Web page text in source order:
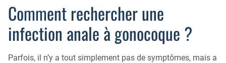
Comment rechercher une
infection anale à gonocoque ?
Parfois, il n’y a tout simplement pas de symptômes, mais a